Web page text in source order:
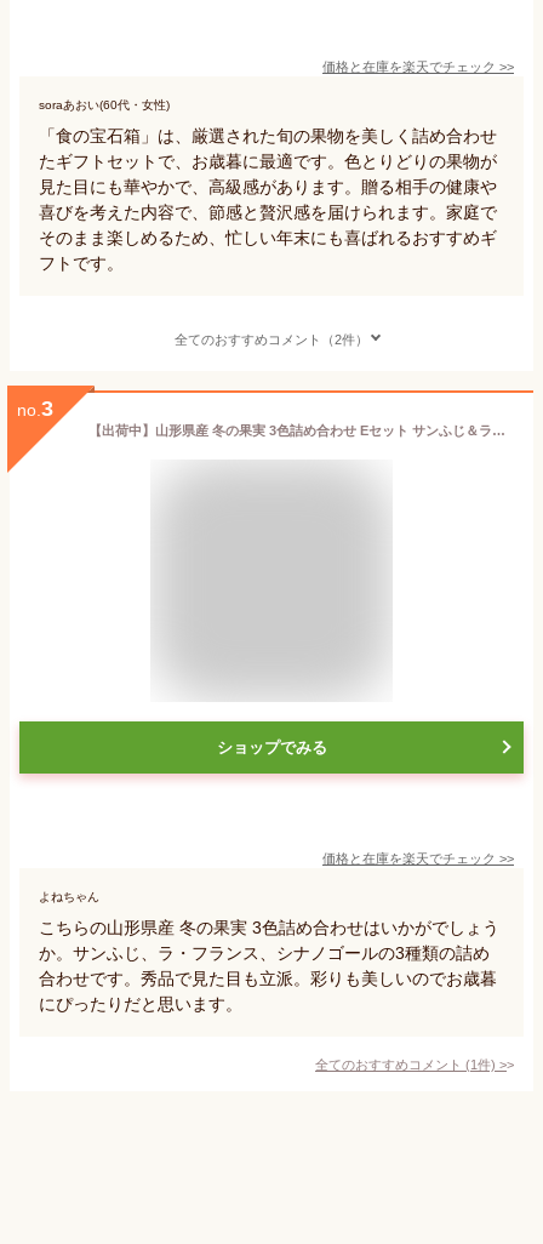
価格と在庫を楽天でチェック >>
soraあおい(60代・女性)
「食の宝石箱」は、厳選された旬の果物を美しく詰め合わせ
たギフトセットで、お歳暮に最適です。色とりどりの果物が
見た目にも華やかで、高級感があります。贈る相手の健康や
喜びを考えた内容で、節感と贅沢感を届けられます。家庭で
そのまま楽しめるため、忙しい年末にも喜ばれるおすすめギ
フトです。
全てのおすすめコメント（2件）
no. 3
【出荷中】山形県産 冬の果実 3色詰め合わせ Eセット サンふじ＆ラ・フランス＆シナノゴールド (秀品/ギフト用) 山形県産 りんご 西洋梨 2kg 3kg 5kg 冬ギフト お歳暮 ギフト 贈り物 贈答 お祝 お礼 お返し 内祝い プレゼント 果物 フルーツ 送料無料 お取り寄せ
ショップでみる
価格と在庫を楽天でチェック >>
よねちゃん
こちらの山形県産 冬の果実 3色詰め合わせはいかがでしょう
か。サンふじ、ラ・フランス、シナノゴールの3種類の詰め
合わせです。秀品で見た目も立派。彩りも美しいのでお歳暮
にぴったりだと思います。
全てのおすすめコメント (1件) >